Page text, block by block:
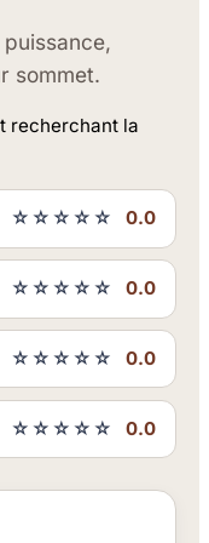
sommet.
recherchant la
☆☆☆☆☆ 0.0
☆☆☆☆☆ 0.0
☆☆☆☆☆ 0.0
☆☆☆☆☆ 0.0